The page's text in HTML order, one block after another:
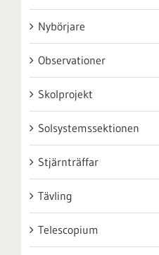
Nybörjare
Observationer
Skolprojekt
Solsystemssektionen
Stjärnträffar
Tävling
Telescopium